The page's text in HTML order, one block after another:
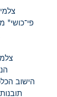
פי־כושי"
הישוב